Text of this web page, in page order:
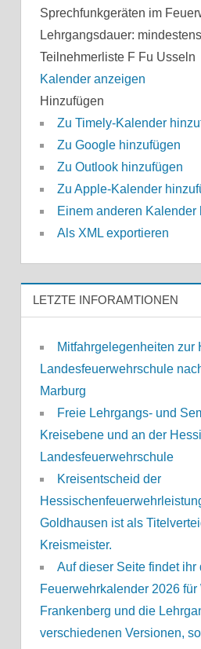
Sprechfunkgeräten im
Lehrgangsdauer:
Teilnehmerliste F Fu Usseln
Kalender anzeigen
Hinzufügen
Zu Timely-Kalender
Zu Google hinzufügen
Zu Outlook hinzufügen
Zu Apple-Kalender
Einem anderen Kalender
Als XML exportieren
LETZTE INFORAMTIONEN
Mitfahrgelegenheiten zur
Landesfeuerwehrschule
Marburg
Freie Lehrgangs- und
Kreisebene und an der
Landesfeuerwehrschule
Kreisentscheid der
Goldhausen ist als
Kreismeister.
Auf dieser Seite findet ihr
Feuerwehrkalender 2026 für
Frankenberg und die
verschiedenen Versionen,